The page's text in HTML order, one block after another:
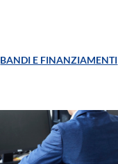
BANDI E FINANZIAMENTI